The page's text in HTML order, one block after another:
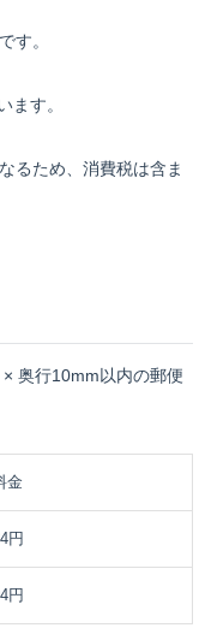
す。
ます。
るため、消費税は含ま
奥行10mm以内の郵便
金
円
円